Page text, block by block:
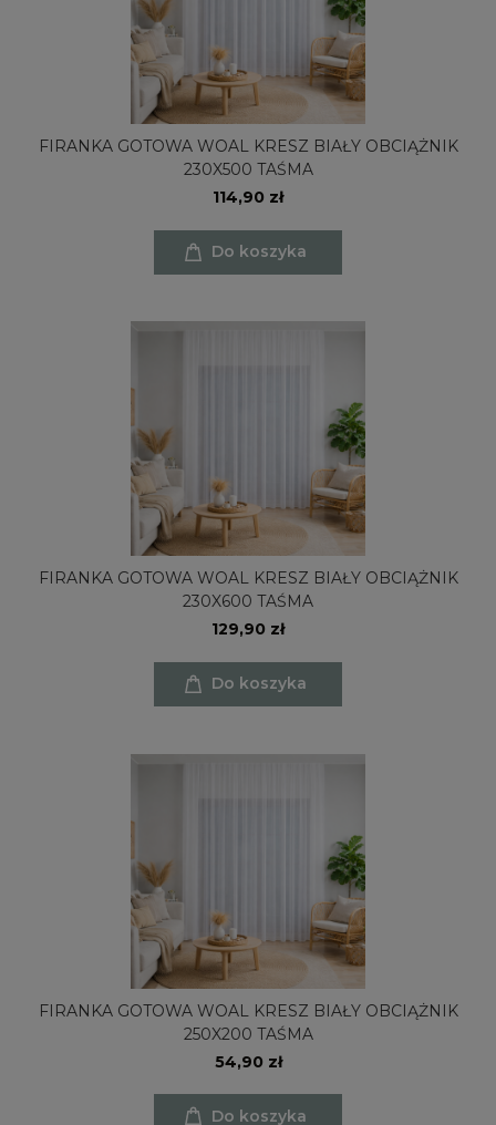
FIRANKA GOTOWA WOAL KRESZ BIAŁY OBCIĄŻNIK
230X500 TAŚMA
114,90 zł
Do koszyka
FIRANKA GOTOWA WOAL KRESZ BIAŁY OBCIĄŻNIK
230X600 TAŚMA
129,90 zł
Do koszyka
FIRANKA GOTOWA WOAL KRESZ BIAŁY OBCIĄŻNIK
250X200 TAŚMA
54,90 zł
Do koszyka